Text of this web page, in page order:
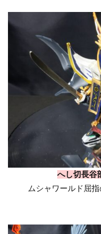
へし切長谷
ムシャワールド屈